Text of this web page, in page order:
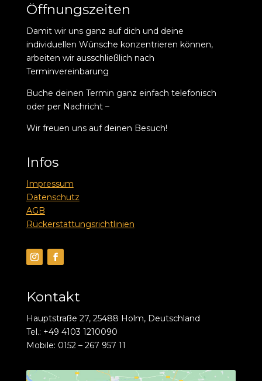
Öffnungszeiten
Damit wir uns ganz auf dich und deine
individuellen Wünsche konzentrieren können,
arbeiten wir ausschließlich nach
Terminvereinbarung
Buche deinen Termin ganz einfach telefonisch
oder per Nachricht –
Wir freuen uns auf deinen Besuch!
Infos
Impressum
Datenschutz
AGB
Rückerstattungsrichtlinien
Kontakt
Hauptstraße 27, 25488 Holm, Deutschland
Tel.: +49 4103 1210090
Mobile: 0152 – 267 957 11